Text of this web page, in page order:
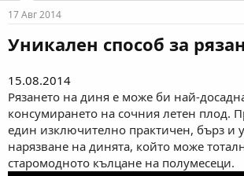
е
м
ы
н
17 Авг 2014
Уникален способ за
15.08.2014
Рязането на диня е може би най-
консумирането на сочния летен плод.
един изключително практичен, бърз и
нарязване на динята, който може
старомодното кълцане на полумесеци.